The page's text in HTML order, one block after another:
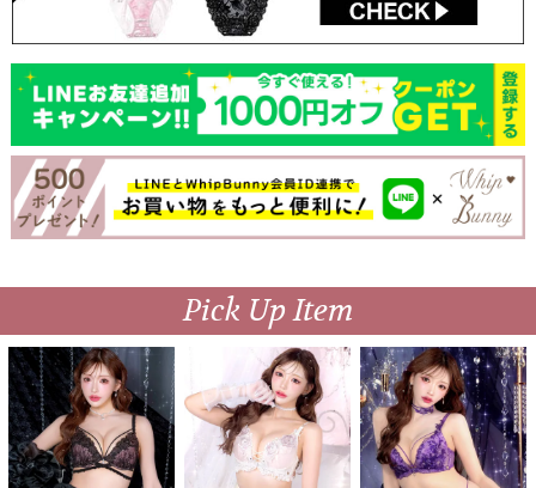
Pick Up Item